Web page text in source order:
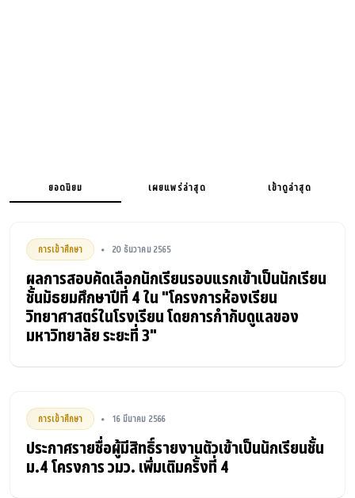
ยอดนิยม เผยแพร่ล่าสุด เข้าดูล่าสุด
การเข้าศึกษา • 20 ธันวาคม 2565
ผลการสอบคัดเลือกนักเรียนรอบแรกเข้าเป็นนักเรียน
ชั้นมัธยมศึกษาปีที่ 4 ใน "โครงการห้องเรียน
วิทยาศาสตร์ในโรงเรียน โดยการกำกับดูแลของ
มหาวิทยาลัย ระยะที่ 3"
การเข้าศึกษา • 16 มีนาคม 2566
ประกาศรายชื่อผู้มีสิทธิ์รายงานตัวเข้าเป็นนักเรียนชั้น
ม.4 โครงการ วมว. เพิ่มเติมครั้งที่ 4